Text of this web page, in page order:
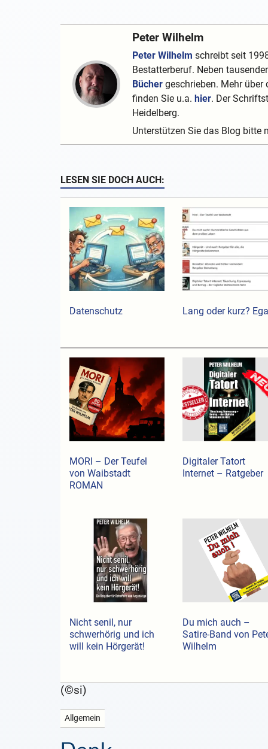
Peter Wilhelm
Peter Wilhelm schreibt seit
Bestatterberuf. Neben
Büchergeschrieben. Mehr über
finden Sie u.a. hier. Der
Heidelberg.
Unterstützen Sie das Blog bitte
LESEN SIE DOCH AUCH:
Datenschutz Lang oder kurz?
MORI – Der Teufel
von Waibstadt
ROMAN
Digitaler Tatort
Internet – Ratgeber
Nicht senil, nur
schwerhörig und ich
will kein Hörgerät!
Du mich auch –
Satire-Band von
Wilhelm
(©si)
Allgemein